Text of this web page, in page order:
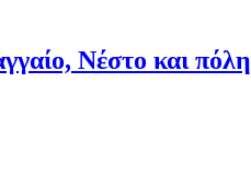
Νέστο και πόλη